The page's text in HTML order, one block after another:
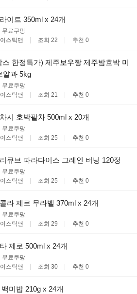
이트 350ml x 24개
무료쿠팡
스틱맨 조회 22 추천 0
스 한정특가) 제주보우짱 제주밤호박 미
얄과 5kg
무료쿠팡
스틱맨 조회 21 추천 0
시 호박팥차 500ml x 20개
무료쿠팡
스틱맨 조회 25 추천 0
큐브 파라다이스 그레인 버닝 120정
무료쿠팡
스틱맨 조회 25 추천 0
라 제로 무라벨 370ml x 24개
무료쿠팡
스틱맨 조회 29 추천 0
제로 500ml x 24개
무료쿠팡
스틱맨 조회 30 추천 0
미밥 210g x 24개